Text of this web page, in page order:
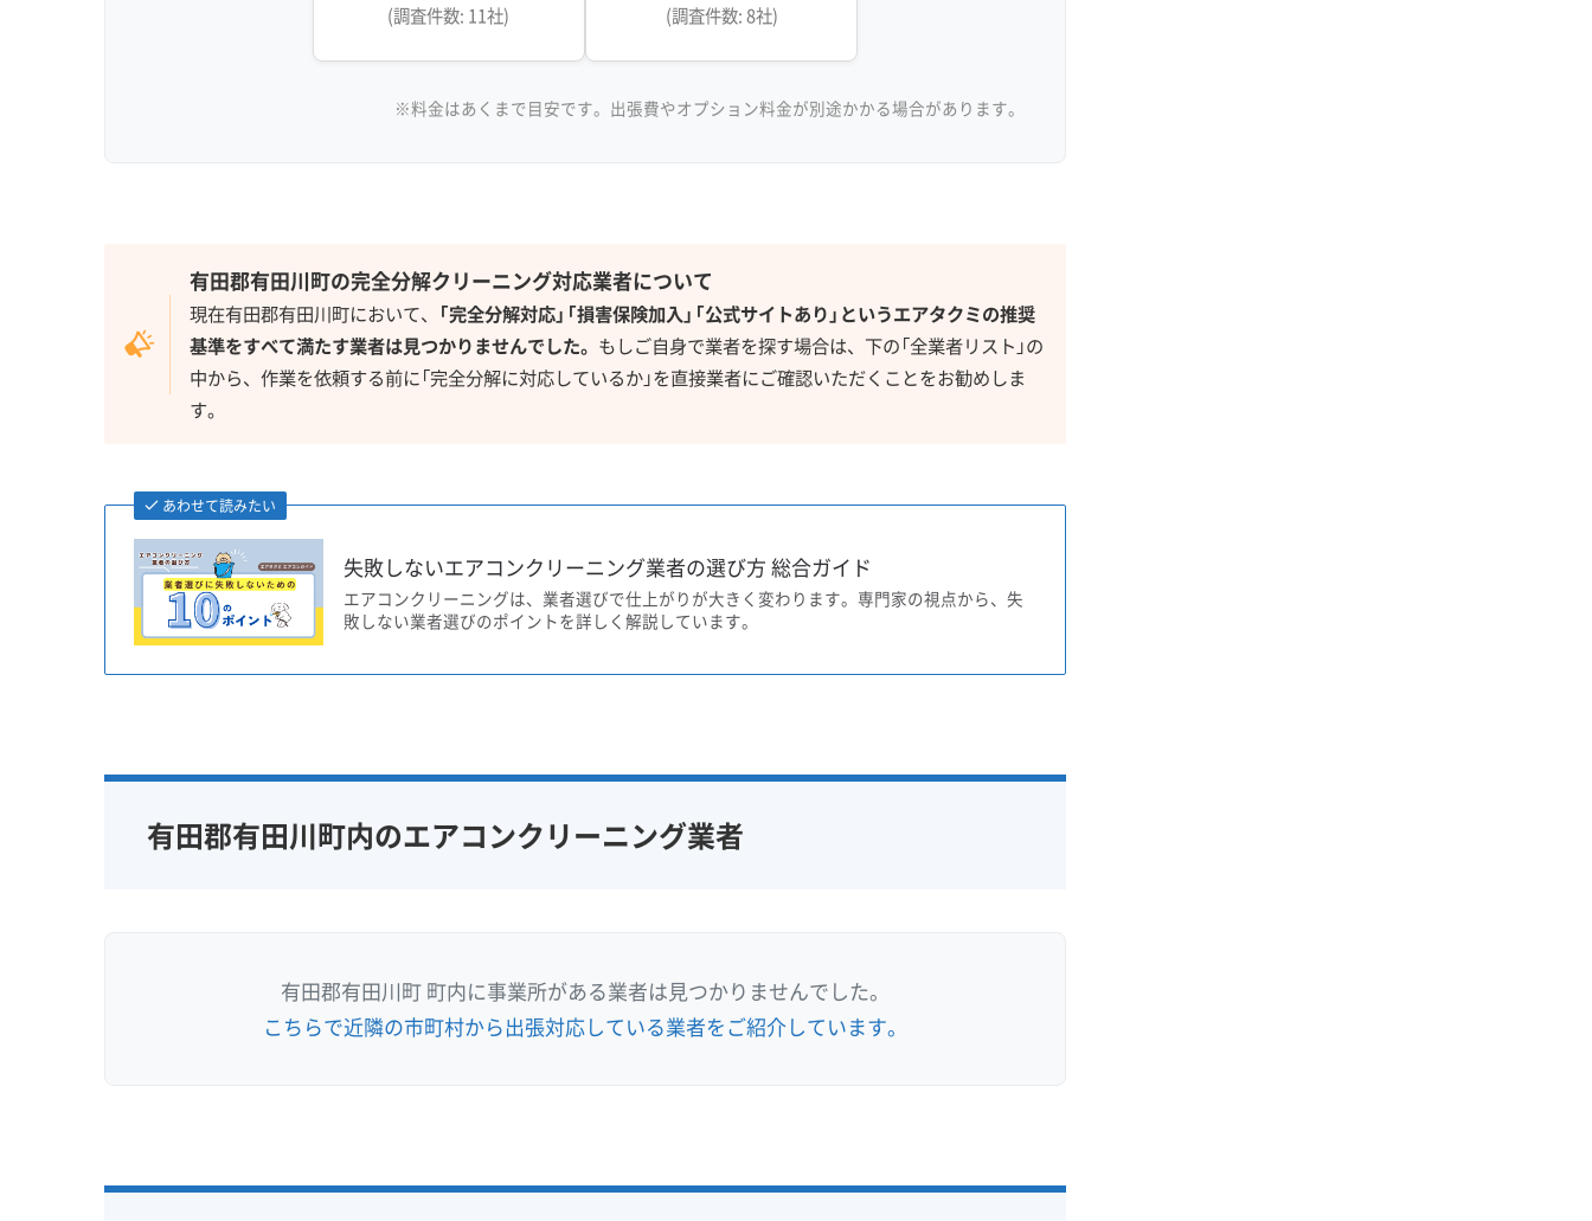
(調査件数: 11社) (調査件数: 8社)
※料金はあくまで目安です。出張費やオプション料金が別途かかる場合があります。
有田郡有田川町の完全分解クリーニング対応業者について
現在有田郡有田川町において、 「完全分解対応」「損害保険加入」「公式サイトあり」というエアタクミの推奨
基準をすべて満たす業者は見つかりませんでした。 もしご自身で業者を探す場合は、下の「全業者リスト」の
中から、作業を依頼する前に「完全分解に対応しているか」を直接業者にご確認いただくことをお勧めしま
す。
あわせて読みたい
失敗しないエアコンクリーニング業者の選び方 総合ガイド
エアコンクリーニングは、業者選びで仕上がりが大きく変わります。専門家の視点から、失
敗しない業者選びのポイントを詳しく解説しています。
有田郡有田川町内のエアコンクリーニング業者
有田郡有田川町 町内に事業所がある業者は見つかりませんでした。
こちらで近隣の市町村から出張対応している業者をご紹介しています。